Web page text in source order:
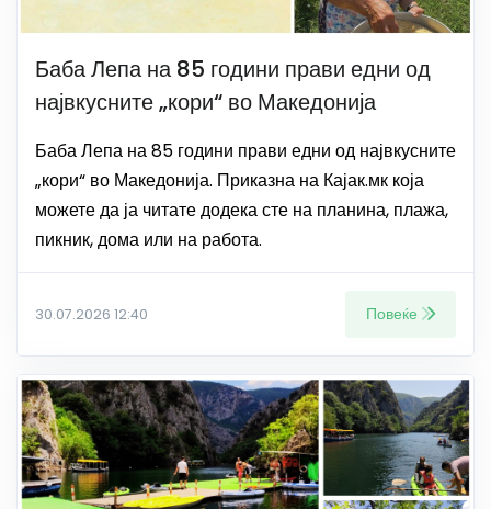
Баба Лепа на 85 години прави едни од
највкусните „кори“ во Македонија
Баба Лепа на 85 години прави едни од највкусните
„кори“ во Македонија. Приказна на Кајак.мк која
можете да ја читате додека сте на планина, плажа,
пикник, дома или на работа.
30.07.2026 12:40 Повеќе